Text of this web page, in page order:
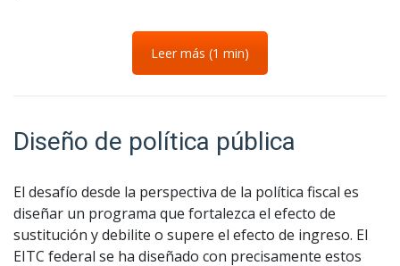
Leer más (1 min)
Diseño de política pública
El desafío desde la perspectiva de la política fiscal es
diseñar un programa que fortalezca el efecto de
sustitución y debilite o supere el efecto de ingreso. El
EITC federal se ha diseñado con precisamente estos